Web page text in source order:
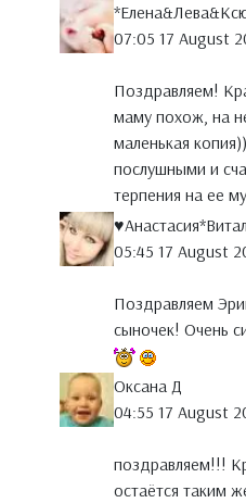
07:05 17 August
Поздравляем!
маму похож, на
маленькая
послушными и
терпения на ее
05:45 17 August
Поздравляем
сыночек! Очень
Оксана Д
04:55 17 August
поздравляем!!!
остаётся таким